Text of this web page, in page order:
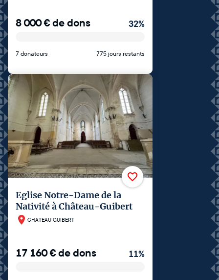
8 000€de dons 32%
7 donateurs 775 jours restants
Eglise Notre-Dame de la
Nativité à Château-Guibert
CHATEAU GUIBERT
17 160€de dons 11%